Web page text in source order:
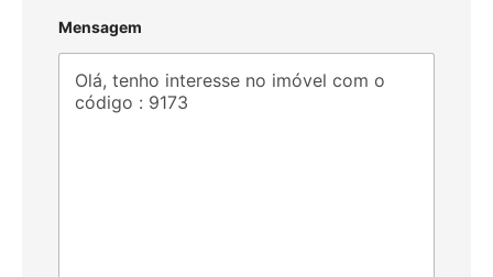
i
t
e
d
Mensagem